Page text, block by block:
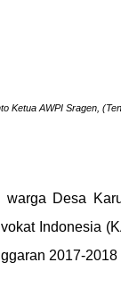
Ketua AWPI Sragen,
Desa
Indonesia
2017-